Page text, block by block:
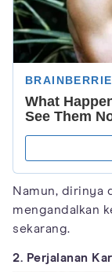
Namun, dirinya
mengandalkan
sekarang.
2. Perjalanan